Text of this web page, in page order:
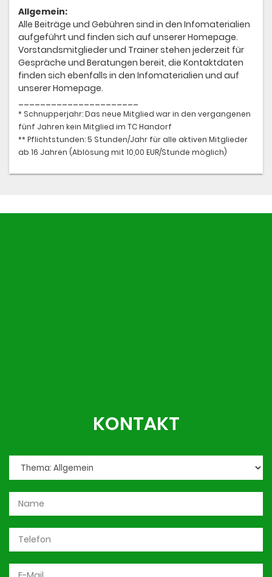
Allgemein:
Alle Beiträge und Gebühren sind in den Infomaterialien
aufgeführt und finden sich auf unserer Homepage.
Vorstandsmitglieder und Trainer stehen jederzeit für
Gespräche und Beratungen bereit, die Kontaktdaten
finden sich ebenfalls in den Infomaterialien und auf
unserer Homepage.
* Schnupperjahr: Das neue Mitglied war in den vergangenen
fünf Jahren kein Mitglied im TC Handorf
** Pflichtstunden: 5 Stunden/Jahr für alle aktiven Mitglieder
ab 16 Jahren (Ablösung mit 10,00 EUR/Stunde möglich)
KONTAKT